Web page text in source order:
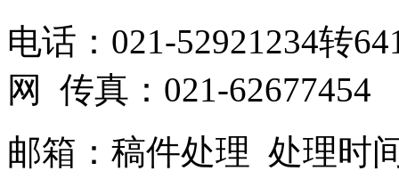
电话：021-52921234转
网 传真：021-62677454
邮箱： 稿件处理 处理时